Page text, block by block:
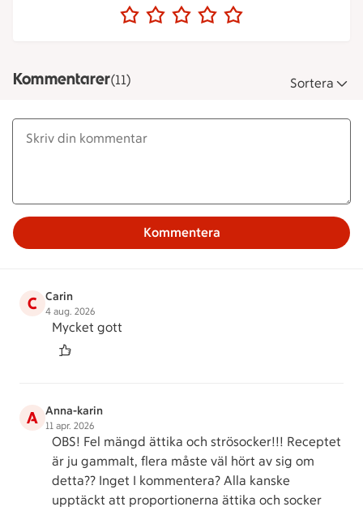
Kommentarer(11) Sortera
Kommentera
C Carin
4 aug. 2026
Mycket gott
A Anna-karin
11 apr. 2026
OBS! Fel mängd ättika och strösocker!!! Receptet
är ju gammalt, flera måste väl hört av sig om
detta?? Inget I kommentera? Alla kanske
upptäckt att proportionerna ättika och socker